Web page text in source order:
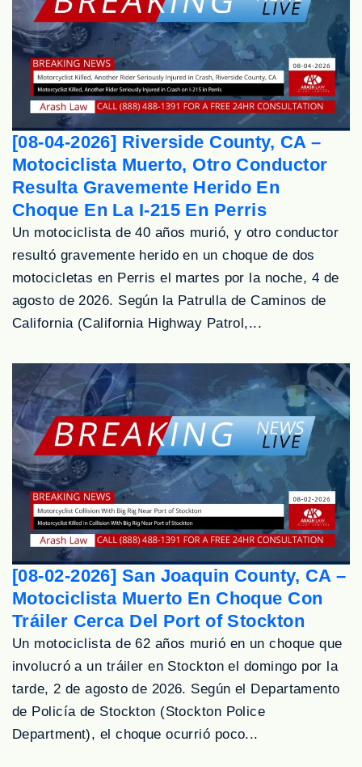
[08-04-2026] Riverside County, CA –
Motociclista Muerto, Otro Conductor
Resulta Gravemente Herido En
Choque En La I-215 En Perris
Un motociclista de 40 años murió, y otro conductor
resultó gravemente herido en un choque de dos
motocicletas en Perris el martes por la noche, 4 de
agosto de 2026. Según la Patrulla de Caminos de
California (California Highway Patrol,...
[08-02-2026] San Joaquin County, CA –
Motociclista Muerto En Choque Con
Tráiler Cerca Del Port of Stockton
Un motociclista de 62 años murió en un choque que
involucró a un tráiler en Stockton el domingo por la
tarde, 2 de agosto de 2026. Según el Departamento
de Policía de Stockton (Stockton Police
Department), el choque ocurrió poco...